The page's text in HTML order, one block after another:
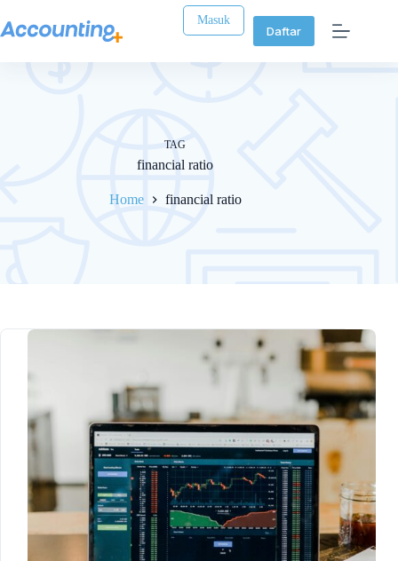
Masuk
Daftar
TAG
financial ratio
Home financial ratio